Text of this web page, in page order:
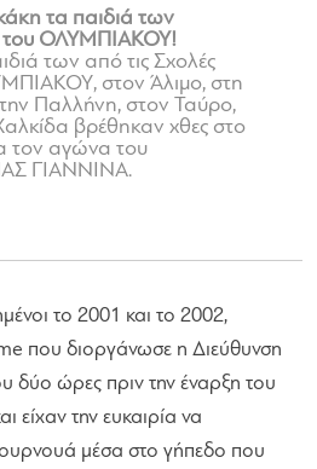
τα παιδιά των
ΟΛΥΜΠΙΑΚΟΥ!
των από τις Σχολές
στον Άλιμο, στη
Παλλήνη, στον Ταύρο,
βρέθηκαν χθες στο
τον αγώνα του
ΓΙΑΝΝΙΝΑ.
το 2001 και το 2002,
που διοργάνωσε η Διεύθυνση
δύο ώρες πριν την έναρξη του
είχαν την ευκαιρία να
μέσα στο γήπεδο που